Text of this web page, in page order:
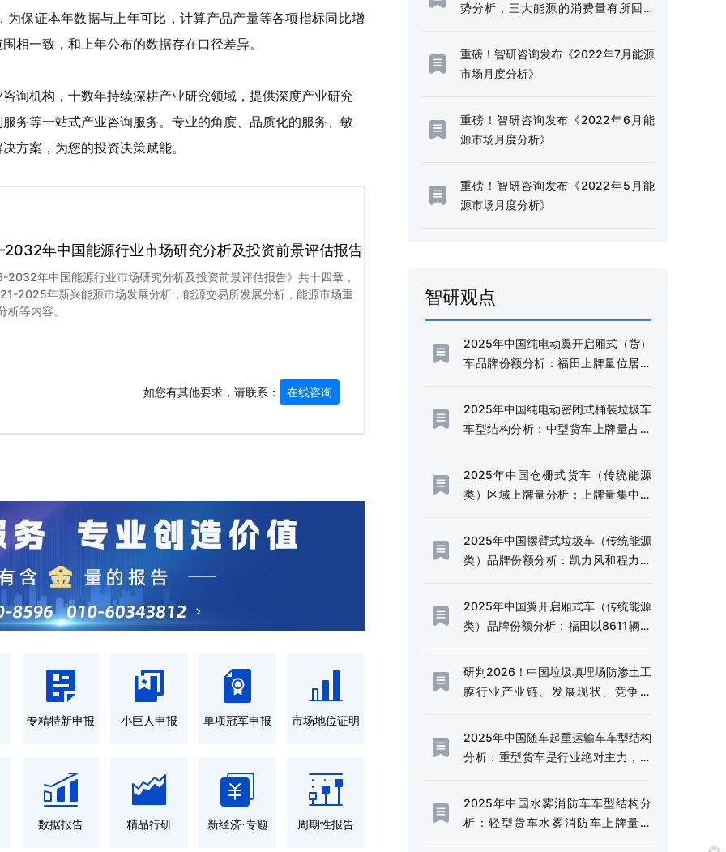
保证本年数据与上年可比，计算产品产量等各项指标同比增
相一致，和上年公布的数据存在口径差异。
询机构，十数年持续深耕产业研究领域，提供深度产业研究
务等一站式产业咨询服务。专业的角度、品质化的服务、敏
方案，为您的投资决策赋能。
年中国能源行业市场研究分析及投资前景评估报告
2032年中国能源行业市场研究分析及投资前景评估报告》共十四章，
2025年新兴能源市场发展分析，能源交易所发展分析，能源市场重
析等内容。
如您有其他要求，请联系： 在线咨询
专精特新申报 小巨人申报 单项冠军申报 市场地位证明
数据报告 精品行研 新经济·专题 周期性报告
势分析，三大能源的消费量有所回升
重磅！智研咨询发布《2022年7月能源
市场月度分析》
重磅！智研咨询发布《2022年6月能
源市场月度分析》
重磅！智研咨询发布《2022年5月能
源市场月度分析》
智研观点
2025年中国纯电动翼开启厢式（货）
车品牌份额分析：福田上牌量位居首
2025年中国纯电动密闭式桶装垃圾车
车型结构分析：中型货车上牌量占比
2025年中国仓栅式货车（传统能源
类）区域上牌量分析：上牌量集中于
2025年中国摆臂式垃圾车（传统能源
类）品牌份额分析：凯力风和程力威
2025年中国翼开启厢式车（传统能源
类）品牌份额分析：福田以8611辆稳
[图]
研判2026！中国垃圾填埋场防渗土工
膜行业产业链、发展现状、竞争格
代，防渗土工膜成为垃圾填埋场核心
材料[图]
2025年中国随车起重运输车车型结构
分析：重型货车是行业绝对主力，市
2025年中国水雾消防车车型结构分
析：轻型货车水雾消防车上牌量为